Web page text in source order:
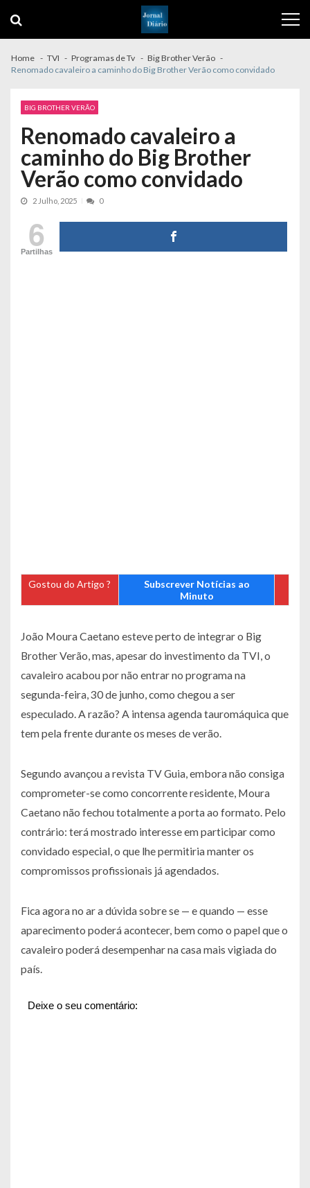
navigation
content
Home TVI Programas de Tv
Big Brother Verão
Renomado cavaleiro a caminho do Big Brother Verão como convidado
BIG BROTHER VERÃO
Renomado cavaleiro a
caminho do Big Brother
Verão como convidado
2 Julho, 2025 0
6
Partilhas
Gostou do Artigo ?
Subscrever Notícias ao
Minuto
João Moura Caetano esteve perto de integrar o Big
Brother Verão, mas, apesar do investimento da TVI, o
cavaleiro acabou por não entrar no programa na
segunda-feira, 30 de junho, como chegou a ser
especulado. A razão? A intensa agenda tauromáquica que
tem pela frente durante os meses de verão.
Segundo avançou a revista TV Guia, embora não consiga
comprometer-se como concorrente residente, Moura
Caetano não fechou totalmente a porta ao formato. Pelo
contrário: terá mostrado interesse em participar como
convidado especial, o que lhe permitiria manter os
compromissos profissionais já agendados.
Fica agora no ar a dúvida sobre se — e quando — esse
aparecimento poderá acontecer, bem como o papel que o
cavaleiro poderá desempenhar na casa mais vigiada do
país.
Deixe o seu comentário: